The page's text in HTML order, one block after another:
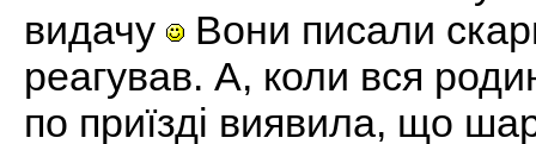
видачу
Вони писали
реагував. А, коли вся
по приїзді виявила, що